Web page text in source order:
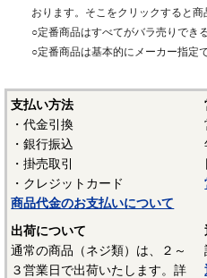
〇特徴
・形状がアルファベットのCに
の端面からC形止め輪を専用工
溝に嵌めます。穴用は穴の内側
らC形止め輪を専用工具により
ます。これによりC形止め輪が
や穴にはめた機械部品等が脱落
合もありますので、使用すると
する必要があります。
おります。そこをクリックすると商
○定番商品はすべてがバラ売りでき
○定番商品は基本的にメーカー指定
支払い方法
・代金引換
・銀行振込
・掛売取引
・クレジットカード
商品代金のお支払いについて
出荷について
通常の商品（ネジ類）は、２～
３営業日で出荷いたします。詳